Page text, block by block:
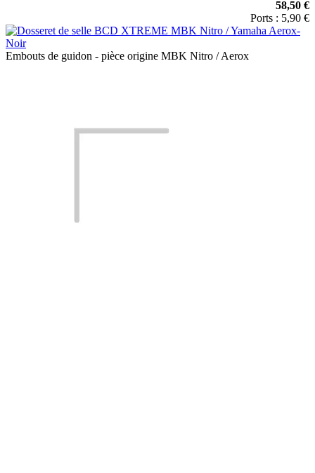
58,50 €
Ports : 5,90 €
Embouts de guidon - pièce origine MBK Nitro / Aerox